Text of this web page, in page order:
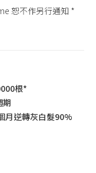
恕不作另行通知 *
根*
期
月逆轉灰白髮90%